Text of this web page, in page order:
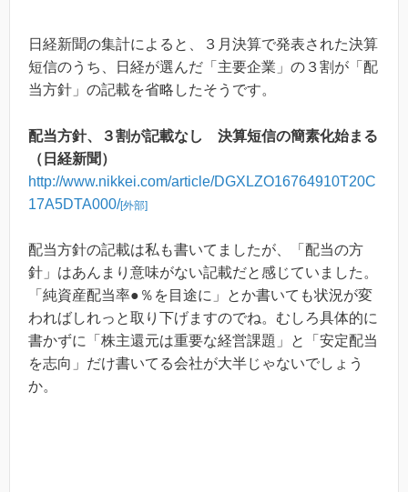
日経新聞の集計によると、３月決算で発表された決算
短信のうち、日経が選んだ「主要企業」の３割が「配
当方針」の記載を省略したそうです。
配当方針、３割が記載なし 決算短信の簡素化始まる
（日経新聞）
http://www.nikkei.com/article/DGXLZO16764910T20C
17A5DTA000/[外部]
配当方針の記載は私も書いてましたが、「配当の方
針」はあんまり意味がない記載だと感じていました。
「純資産配当率●％を目途に」とか書いても状況が変
わればしれっと取り下げますのでね。むしろ具体的に
書かずに「株主還元は重要な経営課題」と「安定配当
を志向」だけ書いてる会社が大半じゃないでしょう
か。